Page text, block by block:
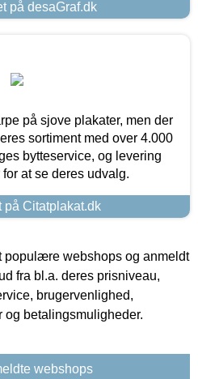
på desaGraf.dk
på sjove plakater, men der
sortiment med over 4.000
bytteservice, og levering
at se deres udvalg.
på Citatplakat.dk
populære webshops og anmeldt
fra bl.a. deres prisniveau,
brugervenlighed,
og betalingsmuligheder.
webshops